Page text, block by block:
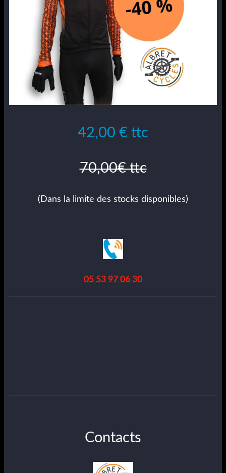
42,00 € ttc
70,00€ ttc
(Dans la limite des stocks disponibles)
05 53 97 06 30
Contacts